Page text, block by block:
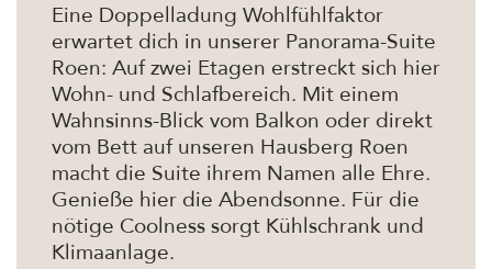
Eine Doppelladung Wohlfühlfaktor
erwartet dich in unserer Panorama-Suite
Roen: Auf zwei Etagen erstreckt sich hier
Wohn- und Schlafbereich. Mit einem
Wahnsinns-Blick vom Balkon oder direkt
vom Bett auf unseren Hausberg Roen
macht die Suite ihrem Namen alle Ehre.
Genieße hier die Abendsonne. Für die
nötige Coolness sorgt Kühlschrank und
Klimaanlage.